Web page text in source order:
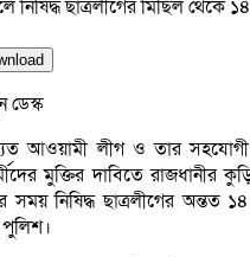
ডেস্ক
আওয়ামী লীগ ও তার সহযোগী
মুক্তির দাবিতে রাজধানীর
সময় নিষিদ্ধ ছাত্রলীগের
পুলিশ।